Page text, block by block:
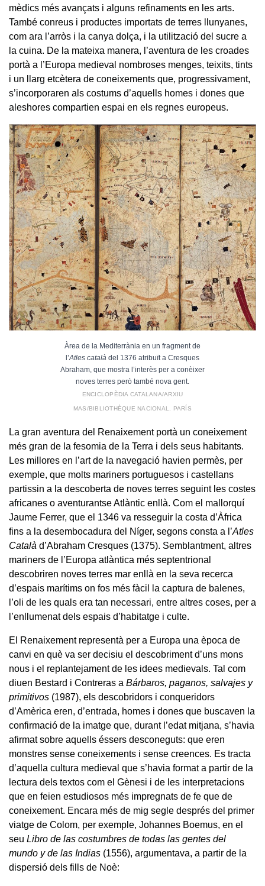
mèdics més avançats i alguns refinaments en les arts.
També conreus i productes importats de terres llunyanes,
com ara l’arròs i la canya dolça, i la utilització del sucre a
la cuina. De la mateixa manera, l’aventura de les croades
portà a l’Europa medieval nombroses menges, teixits, tints
i un llarg etcètera de coneixements que, progressivament,
s’incorporaren als costums d’aquells homes i dones que
aleshores compartien espai en els regnes europeus.
Àrea de la Mediterrània en un fragment de
l’Atles catalàdel 1376 atribuït a Cresques
Abraham, que mostra l’interès per a conèixer
noves terres però també nova gent.
ENCICLOPÈDIA CATALANA/ARXIU
MAS/BIBLIOTHÈQUE NACIONAL. PARÍS
La gran aventura del Renaixement portà un coneixement
més gran de la fesomia de la Terra i dels seus habitants.
Les millores en l’art de la navegació havien permès, per
exemple, que molts mariners portuguesos i castellans
partissin a la descoberta de noves terres seguint les costes
africanes o aventurantse Atlàntic enllà. Com el mallorquí
Jaume Ferrer, que el 1346 va resseguir la costa d’Àfrica
fins a la desembocadura del Níger, segons consta a l’Atles
Català d’Abraham Cresques (1375). Semblantment, altres
mariners de l’Europa atlàntica més septentrional
descobriren noves terres mar enllà en la seva recerca
d’espais marítims on fos més fàcil la captura de balenes,
l’oli de les quals era tan necessari, entre altres coses, per a
l’enllumenat dels espais d’habitatge i culte.
El Renaixement representà per a Europa una època de
canvi en què va ser decisiu el descobriment d’uns mons
nous i el replantejament de les idees medievals. Tal com
diuen Bestard i Contreras a Bárbaros, paganos, salvajes y
primitivos (1987), els descobridors i conqueridors
d’Amèrica eren, d’entrada, homes i dones que buscaven la
confirmació de la imatge que, durant l’edat mitjana, s’havia
afirmat sobre aquells éssers desconeguts: que eren
monstres sense coneixements i sense creences. Es tracta
d’aquella cultura medieval que s’havia format a partir de la
lectura dels textos com el Gènesi i de les interpretacions
que en feien estudiosos més impregnats de fe que de
coneixement. Encara més de mig segle després del primer
viatge de Colom, per exemple, Johannes Boemus, en el
seu Libro de las costumbres de todas las gentes del
mundo y de las Indias (1556), argumentava, a partir de la
dispersió dels fills de Noè: